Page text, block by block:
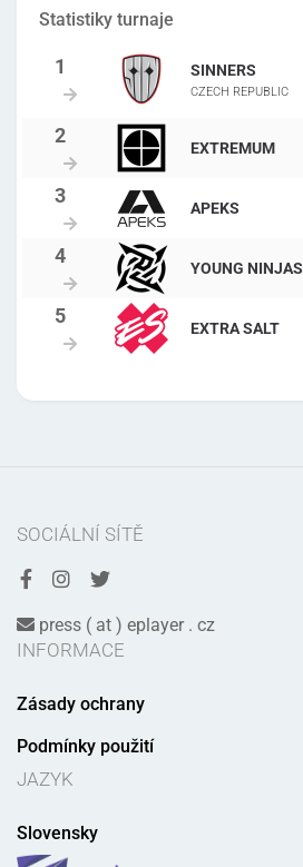
Statistiky turnaje
SINNERS
CZECH REPUBLIC
EXTREMUM
APEKS
YOUNG NINJAS
EXTRA SALT
SOCIÁLNÍ SÍTĚ
press ( at ) eplayer . cz
INFORMACE
Zásady ochrany
Podmínky použití
JAZYK
Slovensky